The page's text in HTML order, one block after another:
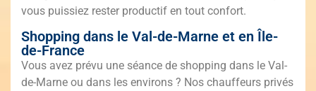
vous puissiez rester productif en tout confort.
Shopping dans le Val-de-Marne et en Île-
de-France
Vous avez prévu une séance de shopping dans le Val-
de-Marne ou dans les environs ? Nos chauffeurs privés